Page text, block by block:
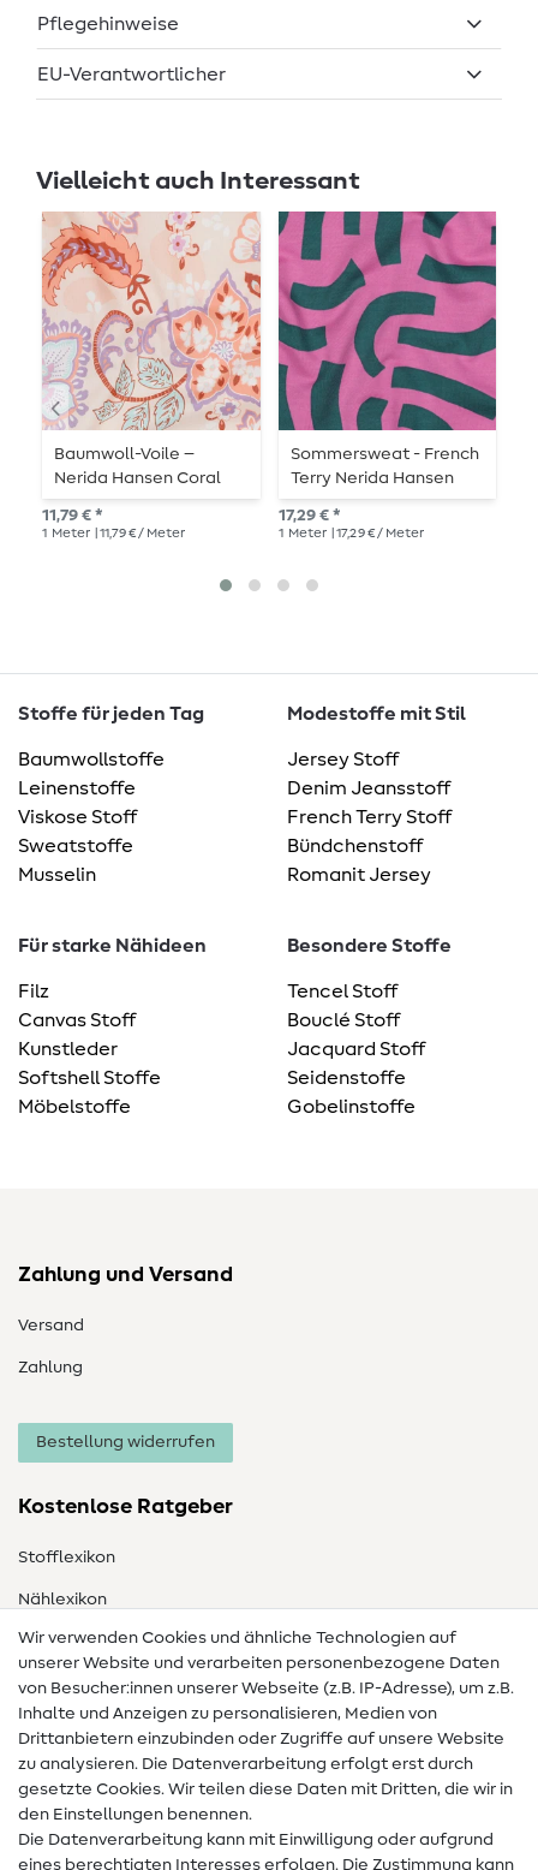
Pflegehinweise
EU-Verantwortlicher
Vielleicht auch Interessant
Baumwoll-Voile –
Nerida Hansen Coral
11,79 € *
1 Meter | 11,79 € / Meter
Sommersweat - French
Terry Nerida Hansen
Playful Hortensie
17,29 € *
1 Meter | 17,29 € / Meter
Stoffe für jeden Tag
Baumwollstoffe
Leinenstoffe
Viskose Stoff
Sweatstoffe
Musselin
Modestoffe mit Stil
Jersey Stoff
Denim Jeansstoff
French Terry Stoff
Bündchenstoff
Romanit Jersey
Für starke Nähideen
Filz
Canvas Stoff
Kunstleder
Softshell Stoffe
Möbelstoffe
Besondere Stoffe
Tencel Stoff
Bouclé Stoff
Jacquard Stoff
Seidenstoffe
Gobelinstoffe
Zahlung und Versand
Versand
Zahlung
Bestellung widerrufen
Kostenlose Ratgeber
Stofflexikon
Nählexikon
Nähanleitungen
Hilfe & Kontakt
Kontakt
Infos zum Betreiberwechsel
FAQ
Wir verwenden Cookies und ähnliche Technologien auf
unserer Website und verarbeiten personenbezogene Daten
von Besucher:innen unserer Webseite (z.B. IP-Adresse), um z.B.
Inhalte und Anzeigen zu personalisieren, Medien von
Drittanbietern einzubinden oder Zugriffe auf unsere Website
zu analysieren. Die Datenverarbeitung erfolgt erst durch
gesetzte Cookies. Wir teilen diese Daten mit Dritten, die wir in
den Einstellungen benennen.
Die Datenverarbeitung kann mit Einwilligung oder aufgrund
eines berechtigten Interesses erfolgen. Die Zustimmung kann